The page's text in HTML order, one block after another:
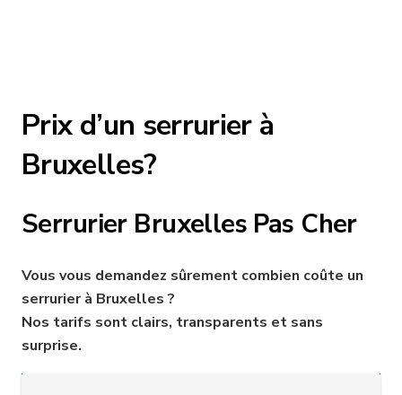
Prix d’un serrurier à
Bruxelles?
Serrurier Bruxelles Pas Cher
Vous vous demandez sûrement combien coûte un
serrurier à Bruxelles ?
Nos tarifs sont clairs, transparents et sans
surprise.